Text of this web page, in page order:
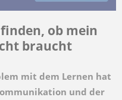
ob mein
braucht
mit dem Lernen hat
und der